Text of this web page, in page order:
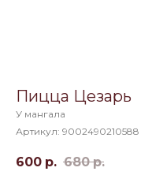
Пицца Цезарь
У мангала
Артикул: 9002490210588
600 р. 680 р.